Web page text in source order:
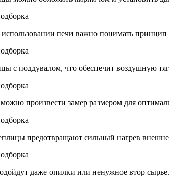
печи важно понимать принцип
с поддувалом, что обеспечит воздушную
произвести замер размером для
предотвращают сильный нагрев
даже опилки или ненужное втор